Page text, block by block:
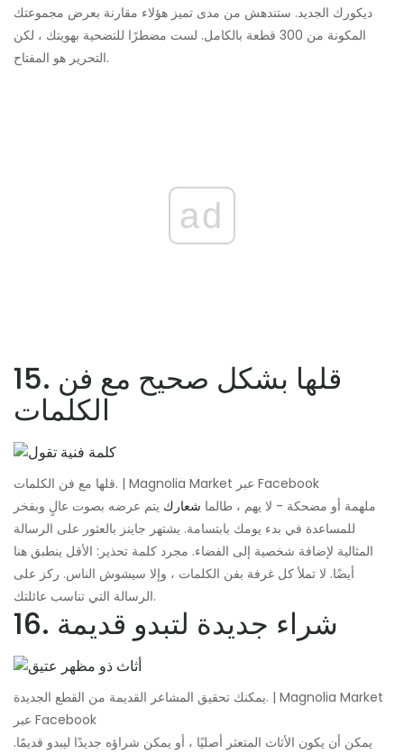
ديكورك الجديد. ستندهش من مدى تميز هؤلاء مقارنة بعرض مجموعتك
المكونة من 300 قطعة بالكامل. لست مضطرًا للتضحية بهويتك ، لكن
التحرير هو المفتاح.
ad
15. قلها بشكل صحيح مع فن
الكلمات
قلها مع فن الكلمات. | Magnolia Market عبر Facebook
ملهمة أو مضحكة - لا يهم ، طالما شعارك يتم عرضه بصوت عالٍ وبفخر
للمساعدة في بدء يومك بابتسامة. يشتهر جاينز بالعثور على الرسالة
المثالية لإضافة شخصية إلى الفضاء. مجرد كلمة تحذير: الأقل ينطبق هنا
أيضًا. لا تملأ كل غرفة بفن الكلمات ، وإلا سيشوش الناس. ركز على
الرسالة التي تناسب عائلتك.
16. شراء جديدة لتبدو قديمة
يمكنك تحقيق المشاعر القديمة من القطع الجديدة. | Magnolia Market
عبر Facebook
يمكن أن يكون الأثاث المتعثر أصليًا ، أو يمكن شراؤه جديدًا ليبدو قديمًا.